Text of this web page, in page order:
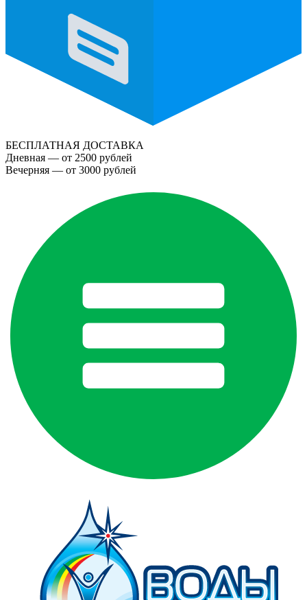
БЕСПЛАТНАЯ ДОСТАВКА
Дневная — от 2500 рублей
Вечерняя — от 3000 рублей